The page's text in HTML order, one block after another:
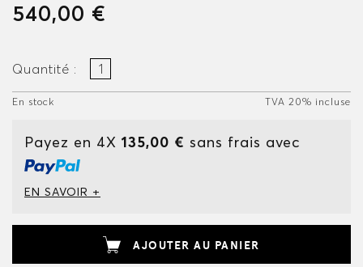
540,00 €
Quantité :
En stock TVA 20% incluse
Payez en 4X 135,00 € sans frais avec
EN SAVOIR +
AJOUTER AU PANIER